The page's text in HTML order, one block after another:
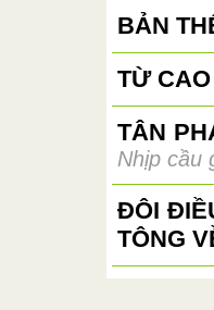
BẢN
TỪ
TÂN
Nhịp cầu
ĐÔI
TÔNG